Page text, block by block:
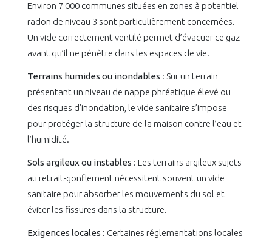
Environ 7 000 communes situées en zones à potentiel
radon de niveau 3 sont particulièrement concernées.
Un vide correctement ventilé permet d’évacuer ce gaz
avant qu’il ne pénètre dans les espaces de vie.
Terrains humides ou inondables : Sur un terrain
présentant un niveau de nappe phréatique élevé ou
des risques d’inondation, le vide sanitaire s’impose
pour protéger la structure de la maison contre l’eau et
l’humidité.
Sols argileux ou instables : Les terrains argileux sujets
au retrait-gonflement nécessitent souvent un vide
sanitaire pour absorber les mouvements du sol et
éviter les fissures dans la structure.
Exigences locales : Certaines réglementations locales